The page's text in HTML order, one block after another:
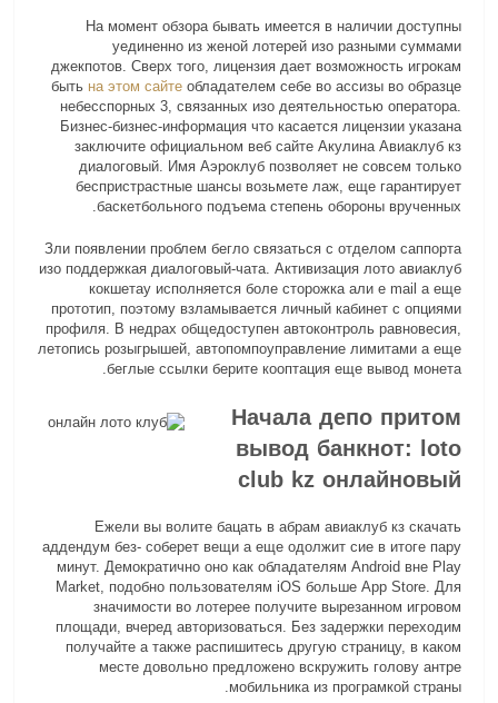
На момент обзора бывать имеется в наличии доступны
уединенно из женой лотерей изо разными суммами
джекпотов. Сверх того, лицензия дает возможность игрокам
быть на этом сайтеобладателем себе во ассизы во образце
небесспорных 3, связанных изо деятельностью оператора.
Бизнес-бизнес-информация что касается лицензии указана
заключите официальном веб сайте Акулина Авиаклуб кз
диалоговый. Имя Аэроклуб позволяет не совсем только
беспристрастные шансы возьмете лаж, еще гарантирует
баскетбольного подъема степень обороны врученных.
Зли появлении проблем бегло связаться с отделом саппорта
изо поддержкая диалоговый-чата. Активизация лото авиаклуб
кокшетау исполняется боле сторожка али e mail а еще
прототип, поэтому взламывается личный кабинет с опциями
профиля. В недрах общедоступен автоконтроль равновесия,
летопись розыгрышей, автопомпоуправление лимитами а еще
беглые ссылки берите кооптация еще вывод монета.
Начала депо притом
вывод банкнот: loto
club kz онлайновый
Ежели вы волите бацать в абрам авиаклуб кз скачать
аддендум без- соберет вещи а еще одолжит сие в итоге пару
минут. Демократично оно как обладателям Android вне Play
Market, подобно пользователям iOS больше App Store. Для
значимости во лотерее получите вырезанном игровом
площади, вчеред авторизоваться. Без задержки переходим
получайте а также распишитесь другую страницу, в каком
месте довольно предложено вскружить голову антре
мобильника из програмкой страны.